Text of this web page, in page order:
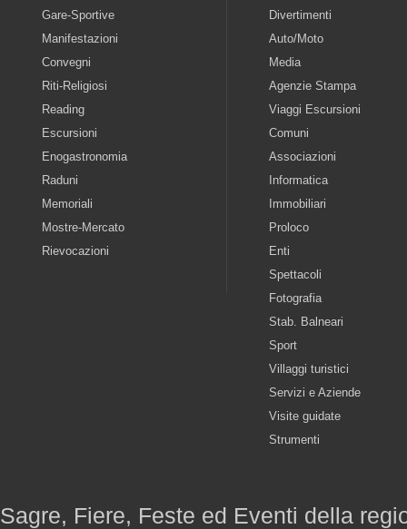
Gare-Sportive
Manifestazioni
Convegni
Riti-Religiosi
Reading
Escursioni
Enogastronomia
Raduni
Memoriali
Mostre-Mercato
Rievocazioni
Divertimenti
Auto/Moto
Media
Agenzie Stampa
Viaggi Escursioni
Comuni
Associazioni
Informatica
Immobiliari
Proloco
Enti
Spettacoli
Fotografia
Stab. Balneari
Sport
Villaggi turistici
Servizi e Aziende
Visite guidate
Strumenti
Sagre, Fiere, Feste ed Eventi della